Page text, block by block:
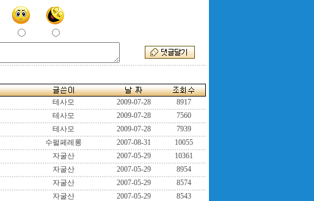
테사모 2009-07-28
8917
테사모 2009-07-28
7560
테사모 2009-07-28
7939
수펄페레롱 2007-08-31
10055
자굴산 2007-05-29
10361
자굴산 2007-05-29
8954
자굴산 2007-05-29
8574
자굴산 2007-05-29
8543